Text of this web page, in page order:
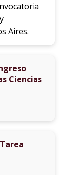
Aires.
Ciencias